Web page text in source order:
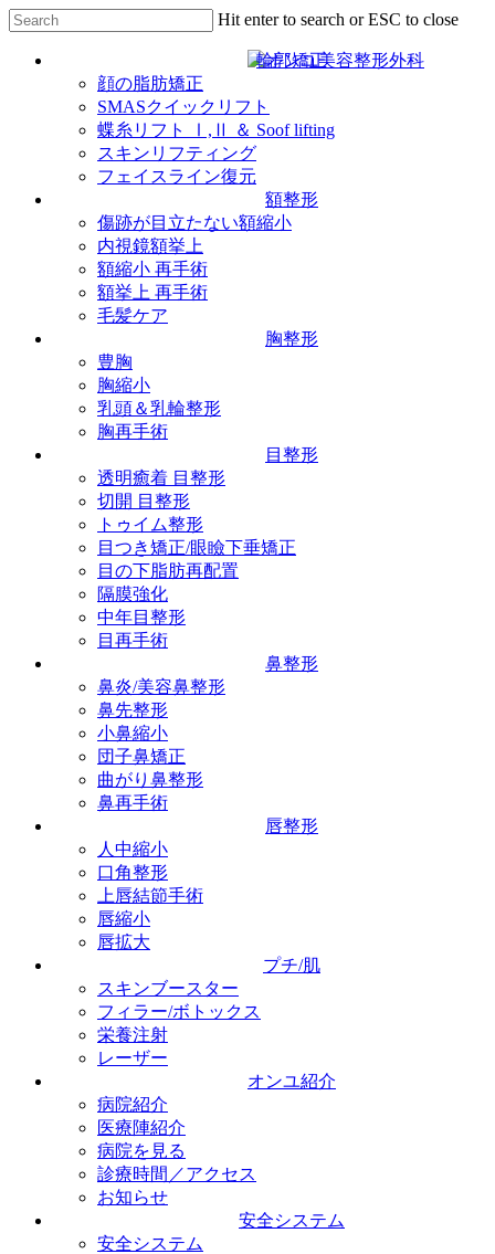
Skip
to
main
Hit enter to search or ESC to close
Search
輪郭矯正
顔の脂肪矯正
SMASクイックリフト
蝶糸リフト Ⅰ,Ⅱ ＆ Soof lifting
スキンリフティング
フェイスライン復元
額整形
傷跡が目立たない額縮小
内視鏡額挙上
額縮小 再手術
額挙上 再手術
毛髪ケア
胸整形
豊胸
胸縮小
乳頭＆乳輪整形
胸再手術
目整形
透明癒着 目整形
切開 目整形
トゥイム整形
目つき矯正/眼瞼下垂矯正
目の下脂肪再配置
隔膜強化
中年目整形
目再手術
鼻整形
鼻炎/美容鼻整形
鼻先整形
小鼻縮小
団子鼻矯正
曲がり鼻整形
鼻再手術
唇整形
人中縮小
口角整形
上唇結節手術
唇縮小
唇拡大
プチ/肌
スキンブースター
フィラー/ボトックス
栄養注射
レーザー
オンユ紹介
病院紹介
医療陣紹介
病院を見る
診療時間／アクセス
お知らせ
安全システム
安全システム